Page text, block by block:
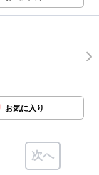
お気に入り
次へ